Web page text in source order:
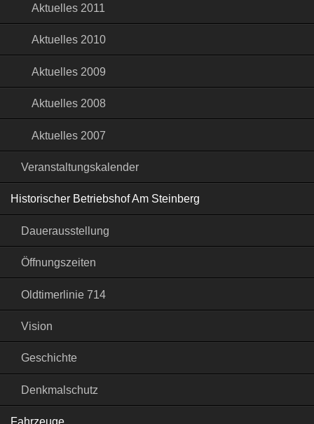
Aktuelles 2011
Aktuelles 2010
Aktuelles 2009
Aktuelles 2008
Aktuelles 2007
Veranstaltungskalender
Historischer Betriebshof Am Steinberg
Dauerausstellung
Öffnungszeiten
Oldtimerlinie 714
Vision
Geschichte
Denkmalschutz